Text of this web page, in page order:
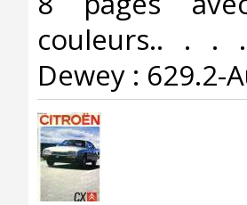
couleurs.. . . .
Dewey : 629.2-